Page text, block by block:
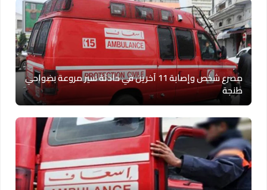
مصرع شخص وإصابة 11 آخرين في حادثة سير مروعة بضواحي
طنجة